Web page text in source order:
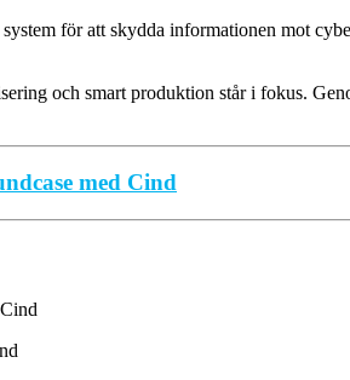
för att skydda informationen mot
och smart produktion står i fokus.
med Cind